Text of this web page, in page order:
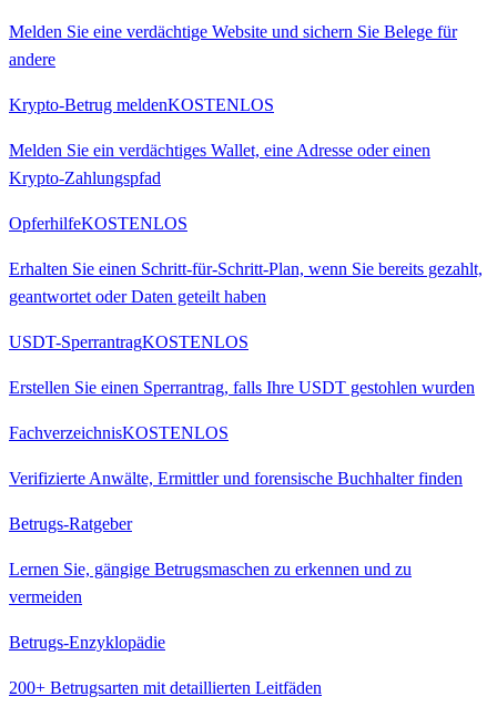
Melden Sie eine verdächtige Website und sichern Sie Belege für
andere
Krypto-Betrug meldenKOSTENLOS
Melden Sie ein verdächtiges Wallet, eine Adresse oder einen
Krypto-Zahlungspfad
OpferhilfeKOSTENLOS
Erhalten Sie einen Schritt-für-Schritt-Plan, wenn Sie bereits gezahlt,
geantwortet oder Daten geteilt haben
USDT-SperrantragKOSTENLOS
Erstellen Sie einen Sperrantrag, falls Ihre USDT gestohlen wurden
FachverzeichnisKOSTENLOS
Verifizierte Anwälte, Ermittler und forensische Buchhalter finden
Betrugs-Ratgeber
Lernen Sie, gängige Betrugsmaschen zu erkennen und zu
vermeiden
Betrugs-Enzyklopädie
200+ Betrugsarten mit detaillierten Leitfäden